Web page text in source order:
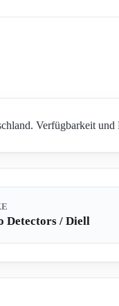
Verfügbarkeit und
Detectors / Diell